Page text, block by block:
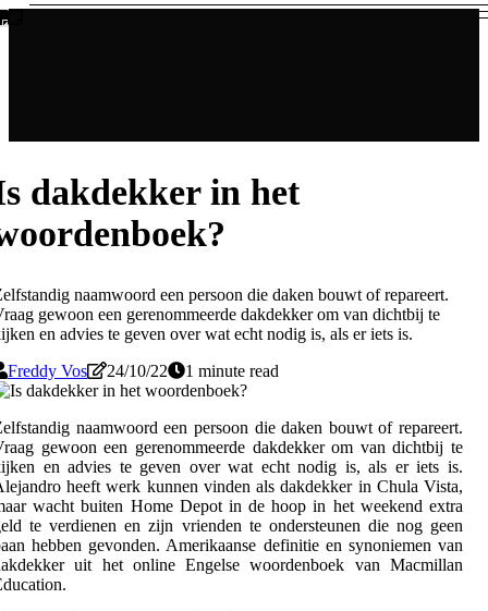
dakdekker in het
naamwoord een persoon die daken bouwt of repareert.
gewoon een gerenommeerde dakdekker om van dichtbij te
en advies te geven over wat echt nodig is, als er iets is.
Freddy Vos
24/10/22 1 minute read
naamwoord een persoon die daken bouwt of repareert.
gewoon een gerenommeerde dakdekker om van dichtbij te
en advies te geven over wat echt nodig is, als er iets is.
heeft werk kunnen vinden als dakdekker in Chula Vista,
wacht buiten Home Depot in de hoop in het weekend extra
te verdienen en zijn vrienden te ondersteunen die nog geen
hebben gevonden. Amerikaanse definitie en synoniemen van
uit het online Engelse woordenboek van Macmillan